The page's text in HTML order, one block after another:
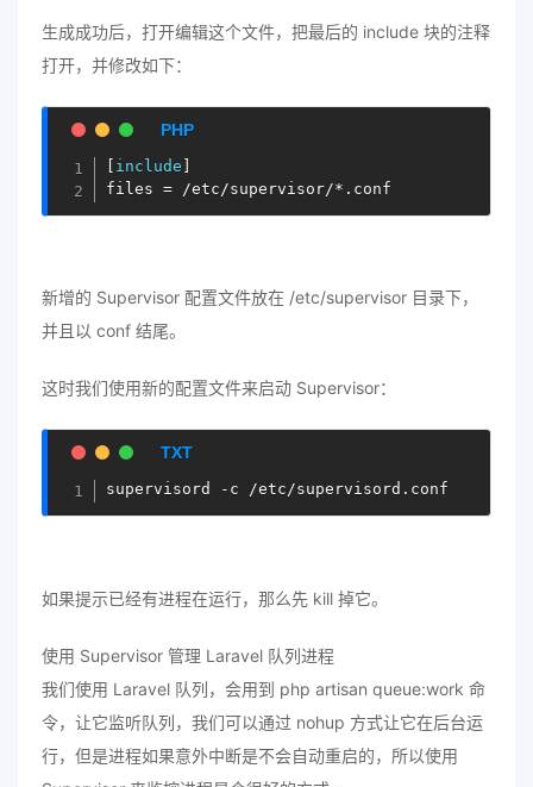
生成成功后，打开编辑这个文件，把最后的 include 块的注释
打开，并修改如下：
include
files = /etc /supervisor/* .
新增的 Supervisor 配置文件放在 /etc/supervisor 目录下，
并且以 conf 结尾。
这时我们使用新的配置文件来启动 Supervisor：
如果提示已经有进程在运行，那么先 kill 掉它。
使用 Supervisor 管理 Laravel 队列进程
我们使用 Laravel 队列，会用到 php artisan queue:work 命
令，让它监听队列，我们可以通过 nohup 方式让它在后台运
行，但是进程如果意外中断是不会自动重启的，所以使用